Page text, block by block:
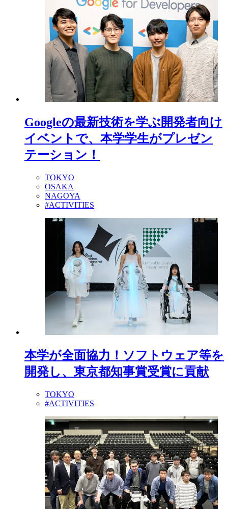
Googleの最新技術を学ぶ開発者向け
イベントで、本学学生がプレゼン
テーション！
TOKYO
OSAKA
NAGOYA
#ACTIVITIES
本学が全面協力！ソフトウェア等を
開発し、東京都知事賞受賞に貢献
TOKYO
#ACTIVITIES